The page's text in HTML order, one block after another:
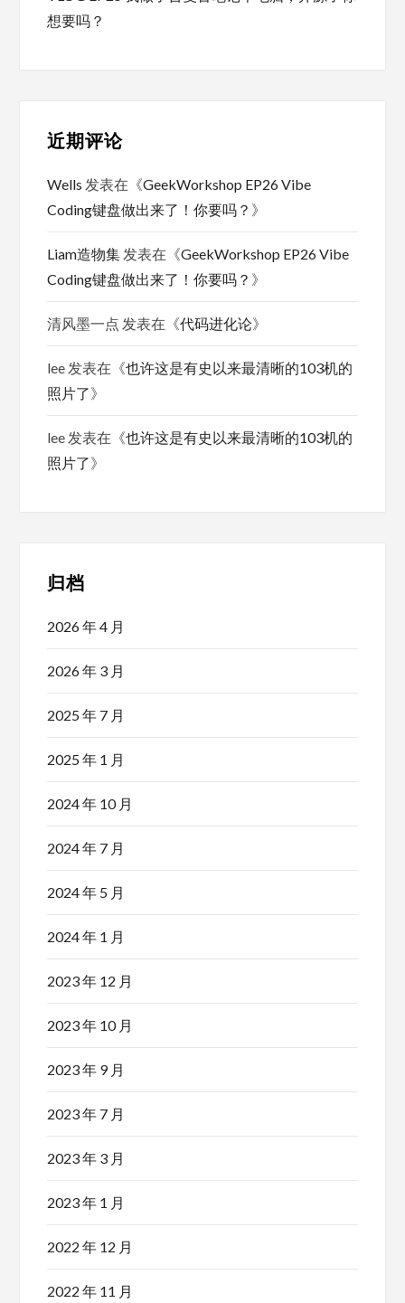
想要吗？
近期评论
Wells 发表在《GeekWorkshop EP26 Vibe
Coding键盘做出来了！你要吗？ 》
Liam造物集 发表在《GeekWorkshop EP26 Vibe
Coding键盘做出来了！你要吗？ 》
清风墨一点 发表在《代码进化论》
lee 发表在《也许这是有史以来最清晰的103机的
照片了》
lee 发表在《也许这是有史以来最清晰的103机的
照片了》
归档
2026 年 4 月
2026 年 3 月
2025 年 7 月
2025 年 1 月
2024 年 10 月
2024 年 7 月
2024 年 5 月
2024 年 1 月
2023 年 12 月
2023 年 10 月
2023 年 9 月
2023 年 7 月
2023 年 3 月
2023 年 1 月
2022 年 12 月
2022 年 11 月